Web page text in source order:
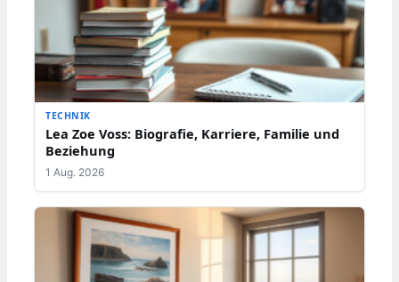
TECHNIK
Lea Zoe Voss: Biografie, Karriere, Familie und
Beziehung
1 Aug. 2026